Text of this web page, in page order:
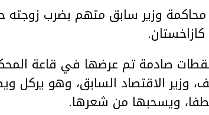
وزير سابق متهم بضرب زوجته
صادمة تم عرضها في قاعة
وزير الاقتصاد السابق، وهو يركل
ويسحبها من شعرها.